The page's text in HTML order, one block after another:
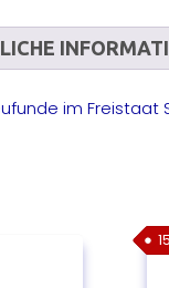
im Freistaat